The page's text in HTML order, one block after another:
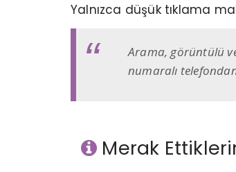
Yalnızca düşük tıklama
Arama, görüntülü
numaralı
Merak